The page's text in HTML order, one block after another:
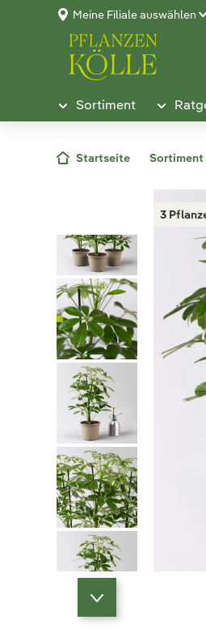
Meine Filiale auswählen
Sortiment
Startseite Sortiment
3